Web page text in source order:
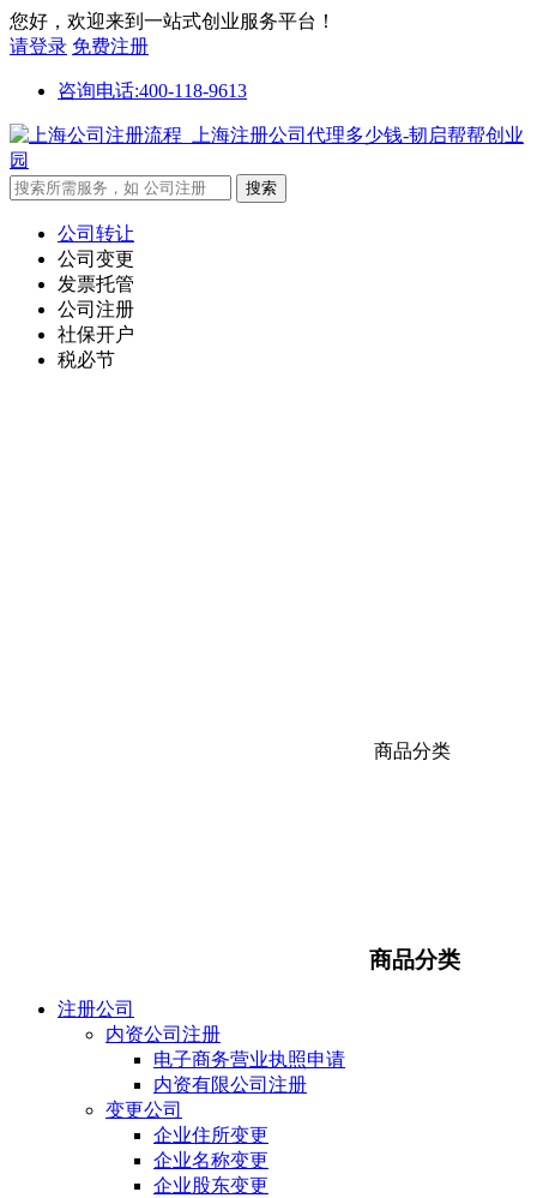
您好，欢迎来到一站式创业服务平台！
请登录 免费注册
咨询电话:400-118-9613
公司转让
公司变更
发票托管
公司注册
社保开户
税必节
商品分类
商品分类
注册公司
内资公司注册
电子商务营业执照申请
内资有限公司注册
变更公司
企业住所变更
企业名称变更
企业股东变更